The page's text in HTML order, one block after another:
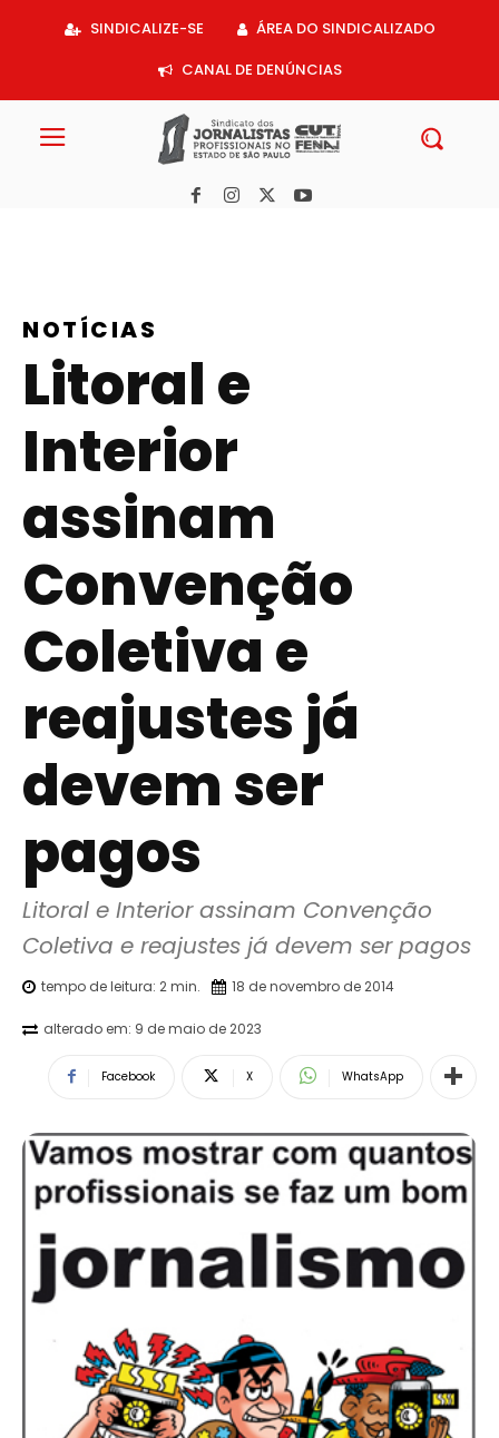
SINDICALIZE-SE
ÁREA DO SINDICALIZADO
CANAL DE DENÚNCIAS
NOTÍCIAS
Litoral e
Interior
assinam
Convenção
Coletiva e
reajustes já
devem ser
pagos
Litoral e Interior assinam Convenção
Coletiva e reajustes já devem ser pagos
tempo de leitura: 2min. 18 de novembro de 2014
alterado em: 9 de maio de 2023
Facebook X WhatsApp